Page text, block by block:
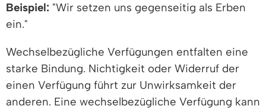
Beispiel: "Wir setzen uns gegenseitig als Erben
ein."
Wechselbezügliche Verfügungen entfalten eine
starke Bindung. Nichtigkeit oder Widerruf der
einen Verfügung führt zur Unwirksamkeit der
anderen. Eine wechselbezügliche Verfügung kann